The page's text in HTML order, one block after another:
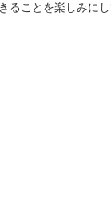
ることを楽しみにし